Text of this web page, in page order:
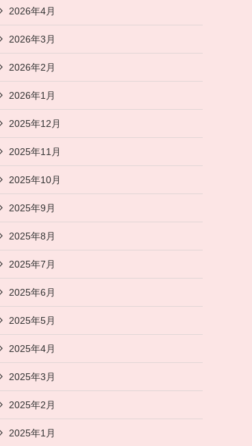
2026年4月
2026年3月
2026年2月
2026年1月
2025年12月
2025年11月
2025年10月
2025年9月
2025年8月
2025年7月
2025年6月
2025年5月
2025年4月
2025年3月
2025年2月
2025年1月